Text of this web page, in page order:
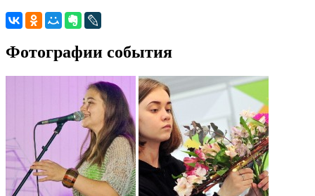
Фотографии события